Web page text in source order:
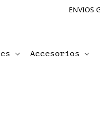
ENVIOS
Accesorios